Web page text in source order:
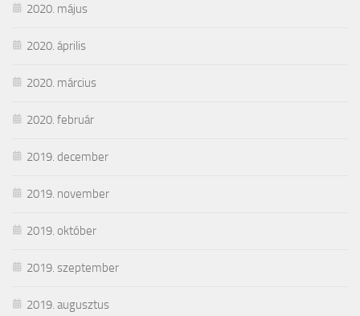
2020. május
2020. április
2020. március
2020. február
2019. december
2019. november
2019. október
2019. szeptember
2019. augusztus